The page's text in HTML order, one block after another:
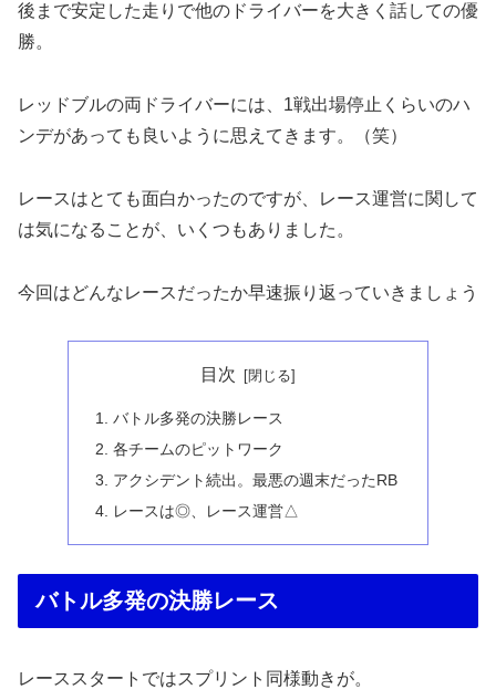
後まで安定した走りで他のドライバーを大きく話しての優
勝。
レッドブルの両ドライバーには、1戦出場停止くらいのハ
ンデがあっても良いように思えてきます。（笑）
レースはとても面白かったのですが、レース運営に関して
は気になることが、いくつもありました。
今回はどんなレースだったか早速振り返っていきましょう
目次
バトル多発の決勝レース
各チームのピットワーク
アクシデント続出。最悪の週末だったRB
レースは◎、レース運営△
バトル多発の決勝レース
レーススタートではスプリント同様動きが。